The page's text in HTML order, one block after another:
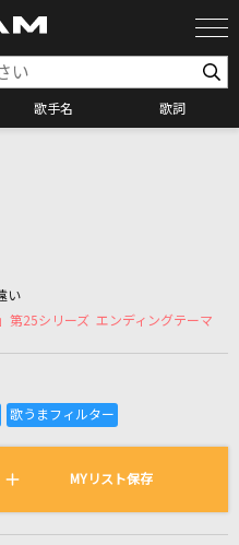
歌手名 歌詞
エスト
ている曲の一覧
い
第25シリーズ エンディングテーマ
MYリスト保存